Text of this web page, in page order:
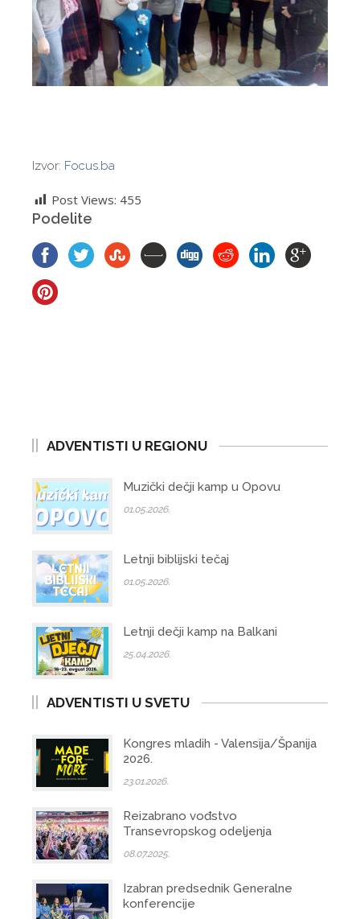
Izvor: Focus.ba
Post Views: 455
Podelite
ADVENTISTI U REGIONU
Muzički dečji kamp u Opovu
01.05.2026.
Letnji biblijski tečaj
01.05.2026.
Letnji dečji kamp na Balkani
25.04.2026.
ADVENTISTI U SVETU
Kongres mladih - Valensija/Španija
2026.
23.01.2026.
Reizabrano vođstvo
Transevropskog odeljenja
08.07.2025.
Izabran predsednik Generalne
konferencije